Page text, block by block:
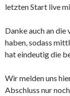
letzten Start live
Danke auch an
haben, sodass
hat eindeutig die
Wir melden uns
Abschluss nur